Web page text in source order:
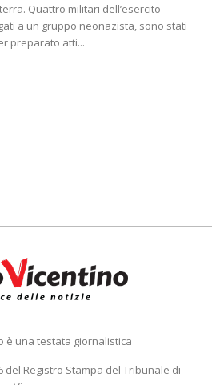
Quattro militari dell’esercito
a un gruppo neonazista, sono stati
preparato atti...
è una testata giornalistica
del Registro Stampa del Tribunale di